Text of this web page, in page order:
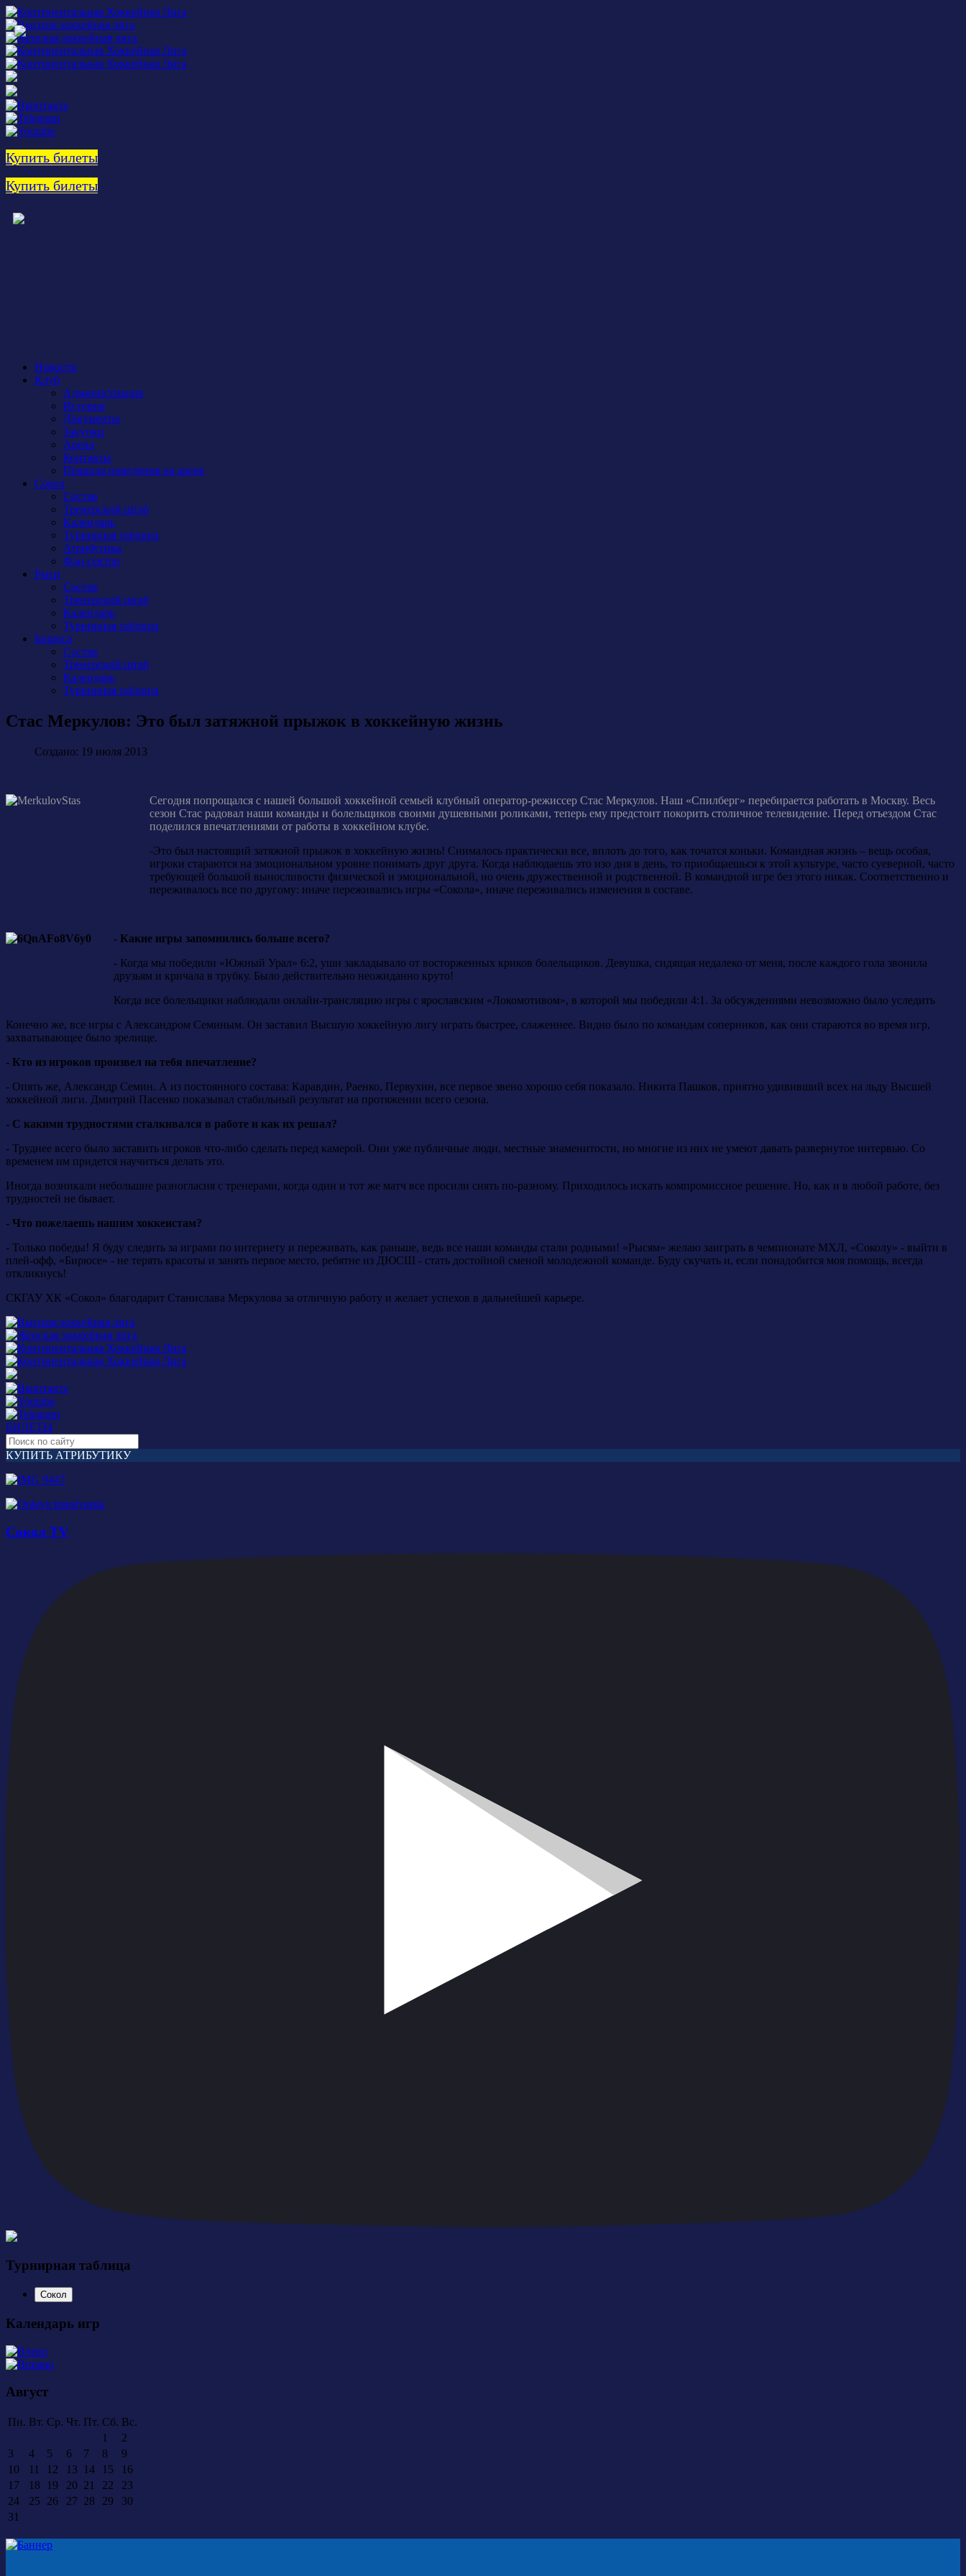
Купить билеты
Купить билеты
Новости
Клуб
Администрация
История
Документы
Закупки
Арена
Контакты
Правила поведения на арене
Сокол
Состав
Тренерский штаб
Календарь
Турнирная таблица
Атрибутика
Фан-сектор
Рыси
Состав
Тренерский штаб
Календарь
Турнирная таблица
Бирюса
Состав
Тренерский штаб
Календарь
Турнирная таблица
Стас Меркулов: Это был затяжной прыжок в хоккейную жизнь
Создано: 19 июля 2013
Сегодня попрощался с нашей большой хоккейной семьей клубный оператор-режиссер Стас Меркулов. Наш «Спилберг» перебирается работать в Москву. Весь
сезон Стас радовал наши команды и болельщиков своими душевными роликами, теперь ему предстоит покорить столичное телевидение. Перед отъездом Стас
поделился впечатлениями от работы в хоккейном клубе.
-Это был настоящий затяжной прыжок в хоккейную жизнь! Снималось практически все, вплоть до того, как точатся коньки. Командная жизнь – вещь особая,
игроки стараются на эмоциональном уровне понимать друг друга. Когда наблюдаешь это изо дня в день, то приобщаешься к этой культуре, часто суеверной, часто
требующей большой выносливости физической и эмоциональной, но очень дружественной и родственной. В командной игре без этого никак. Соответственно и
переживалось все по другому: иначе переживались игры «Сокола», иначе переживались изменения в составе.
- Какие игры запомнились больше всего?
- Когда мы победили «Южный Урал» 6:2, уши закладывало от восторженных криков болельщиков. Девушка, сидящая недалеко от меня, после каждого гола звонила
друзьям и кричала в трубку. Было действительно неожиданно круто!
Когда все болельщики наблюдали онлайн-трансляцию игры с ярославским «Локомотивом», в которой мы победили 4:1. За обсуждениями невозможно было уследить
Конечно же, все игры с Александром Семиным. Он заставил Высшую хоккейную лигу играть быстрее, слаженнее. Видно было по командам соперников, как они стараются во время игр,
захватывающее было зрелище.
- Кто из игроков произвел на тебя впечатление?
- Опять же, Александр Семин. А из постоянного состава: Каравдин, Раенко, Первухин, все первое звено хорошо себя показало. Никита Пашков, приятно удививший всех на льду Высшей
хоккейной лиги. Дмитрий Пасенко показывал стабильный результат на протяжении всего сезона.
- С какими трудностями сталкивался в работе и как их решал?
- Труднее всего было заставить игроков что-либо сделать перед камерой. Они уже публичные люди, местные знаменитости, но многие из них не умеют давать развернутое интервью. Со
временем им придется научиться делать это.
Иногда возникали небольшие разногласия с тренерами, когда один и тот же матч все просили снять по-разному. Приходилось искать компромиссное решение. Но, как и в любой работе, без
трудностей не бывает.
- Что пожелаешь нашим хоккеистам?
- Только победы! Я буду следить за играми по интернету и переживать, как раньше, ведь все наши команды стали родными! «Рысям» желаю заиграть в чемпионате МХЛ, «Соколу» - выйти в
плей-офф, «Бирюсе» - не терять красоты и занять первое место, ребятне из ДЮСШ - стать достойной сменой молодежной команде. Буду скучать и, если понадобится моя помощь, всегда
откликнусь!
СКГАУ ХК «Сокол» благодарит Станислава Меркулова за отличную работу и желает успехов в дальнейшей карьере.
БИЛЕТЫ
КУПИТЬ АТРИБУТИКУ
Сокол TV
Турнирная таблица
Сокол
Календарь игр
Август
Пн. Вт. Ср. Чт. Пт. Сб. Вс.
1
2
3
4 5 6 7 8
9
10
11 12 13 14 15
16
17
18 19 20 21 22
23
24
25 26 27 28 29
30
31